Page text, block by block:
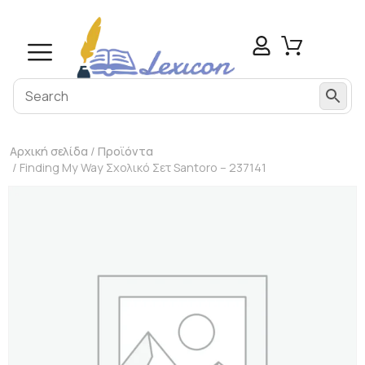
Αρχική σελίδα / Προϊόντα
/ Finding My Way Σχολικό Σετ Santoro – 237141